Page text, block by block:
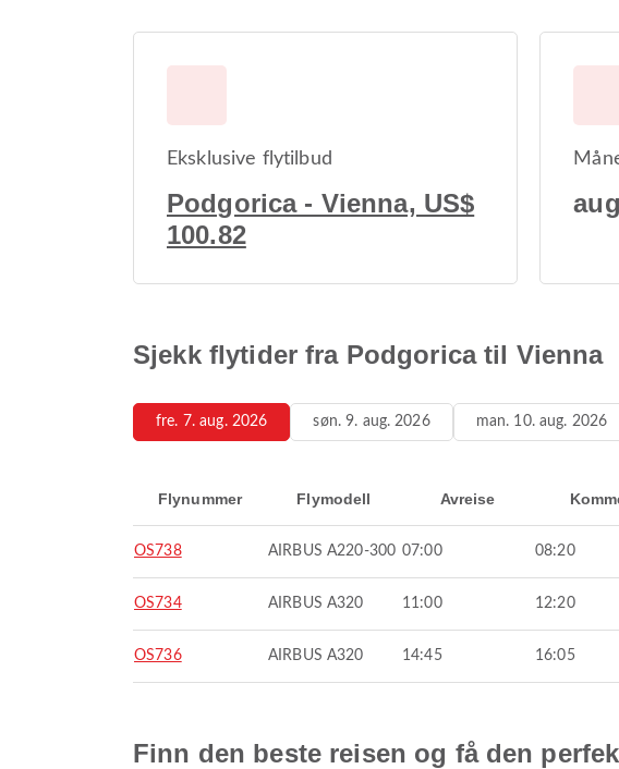
Eksklusive flytilbud
Podgorica - Vienna, US$
100.82
Sjekk flytider fra Podgorica til Vienna
fre. 7. aug. 2026 søn. 9. aug. 2026 man. 10. aug. 2026
Flynummer Flymodell Avreise
OS738 AIRBUS A220-300 07:00 08:20
OS734 AIRBUS A320 11:00 12:20
OS736 AIRBUS A320 14:45 16:05
Finn den beste reisen og få den